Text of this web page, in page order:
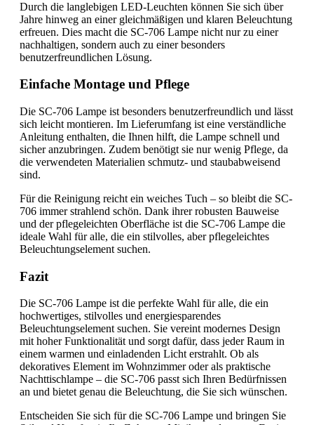
Durch die langlebigen LED-Leuchten können Sie sich über
Jahre hinweg an einer gleichmäßigen und klaren Beleuchtung
erfreuen. Dies macht die SC-706 Lampe nicht nur zu einer
nachhaltigen, sondern auch zu einer besonders
benutzerfreundlichen Lösung.
Einfache Montage und Pflege
Die SC-706 Lampe ist besonders benutzerfreundlich und lässt
sich leicht montieren. Im Lieferumfang ist eine verständliche
Anleitung enthalten, die Ihnen hilft, die Lampe schnell und
sicher anzubringen. Zudem benötigt sie nur wenig Pflege, da
die verwendeten Materialien schmutz- und staubabweisend
sind.
Für die Reinigung reicht ein weiches Tuch – so bleibt die SC-
706 immer strahlend schön. Dank ihrer robusten Bauweise
und der pflegeleichten Oberfläche ist die SC-706 Lampe die
ideale Wahl für alle, die ein stilvolles, aber pflegeleichtes
Beleuchtungselement suchen.
Fazit
Die SC-706 Lampe ist die perfekte Wahl für alle, die ein
hochwertiges, stilvolles und energiesparendes
Beleuchtungselement suchen. Sie vereint modernes Design
mit hoher Funktionalität und sorgt dafür, dass jeder Raum in
einem warmen und einladenden Licht erstrahlt. Ob als
dekoratives Element im Wohnzimmer oder als praktische
Nachttischlampe – die SC-706 passt sich Ihren Bedürfnissen
an und bietet genau die Beleuchtung, die Sie sich wünschen.
Entscheiden Sie sich für die SC-706 Lampe und bringen Sie